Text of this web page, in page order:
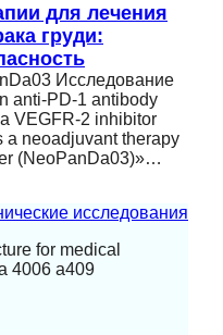
для лечения
груди:
Исследование
anti-PD-1 antibody
VEGFR-2 inhibitor
a neoadjuvant therapy
(NeoPanDa03)»…
исследования